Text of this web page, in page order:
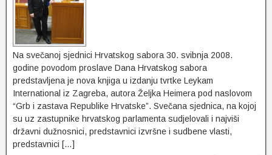
Na svečanoj sjednici Hrvatskog sabora 30. svibnja 2008.
godine povodom proslave Dana Hrvatskog sabora
predstavljena je nova knjiga u izdanju tvrtke Leykam
International iz Zagreba, autora Željka Heimera pod naslovom
“Grb i zastava Republike Hrvatske”. Svečana sjednica, na kojoj
su uz zastupnike hrvatskog parlamenta sudjelovali i najviši
državni dužnosnici, predstavnici izvršne i sudbene vlasti,
predstavnici […]